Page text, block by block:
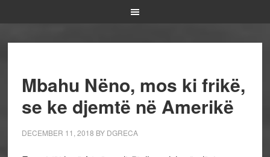
Mbahu Nëno, mos ki frikë,
se ke djemtë në Amerikë
DECEMBER 11, 2018 BY DGRECA